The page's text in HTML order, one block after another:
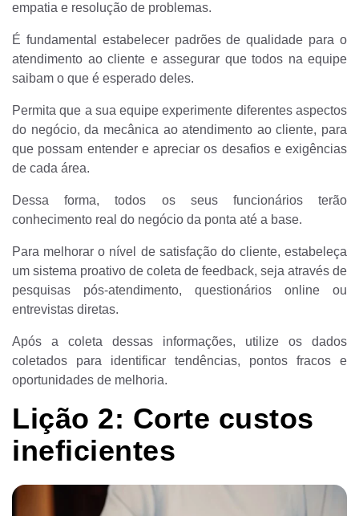
empatia e resolução de problemas.
É fundamental estabelecer padrões de qualidade para o
atendimento ao cliente e assegurar que todos na equipe
saibam o que é esperado deles.
Permita que a sua equipe experimente diferentes aspectos
do negócio, da mecânica ao atendimento ao cliente, para
que possam entender e apreciar os desafios e exigências
de cada área.
Dessa forma, todos os seus funcionários terão
conhecimento real do negócio da ponta até a base.
Para melhorar o nível de satisfação do cliente, estabeleça
um sistema proativo de coleta de feedback, seja através de
pesquisas pós-atendimento, questionários online ou
entrevistas diretas.
Após a coleta dessas informações, utilize os dados
coletados para identificar tendências, pontos fracos e
oportunidades de melhoria.
Lição 2: Corte custos
ineficientes